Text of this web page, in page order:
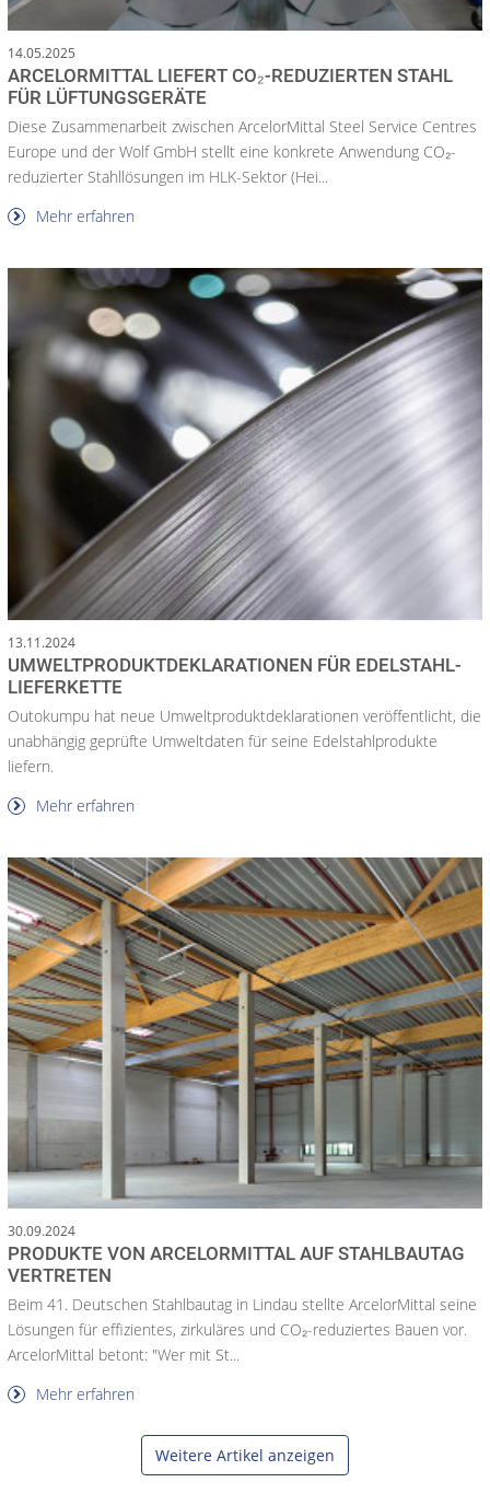
14.05.2025
ARCELORMITTAL LIEFERT CO₂-REDUZIERTEN STAHL
FÜR LÜFTUNGSGERÄTE
Diese Zusammenarbeit zwischen ArcelorMittal Steel Service Centres
Europe und der Wolf GmbH stellt eine konkrete Anwendung CO₂-
reduzierter Stahllösungen im HLK-Sektor (Hei...
Mehr erfahren
13.11.2024
UMWELTPRODUKTDEKLARATIONEN FÜR EDELSTAHL-
LIEFERKETTE
Outokumpu hat neue Umweltproduktdeklarationen veröffentlicht, die
unabhängig geprüfte Umweltdaten für seine Edelstahlprodukte
liefern.
Mehr erfahren
30.09.2024
PRODUKTE VON ARCELORMITTAL AUF STAHLBAUTAG
VERTRETEN
Beim 41. Deutschen Stahlbautag in Lindau stellte ArcelorMittal seine
Lösungen für effizientes, zirkuläres und CO₂-reduziertes Bauen vor.
ArcelorMittal betont: "Wer mit St...
Mehr erfahren
Weitere Artikel anzeigen